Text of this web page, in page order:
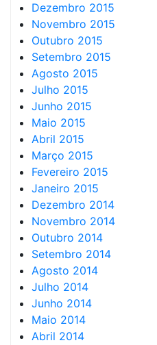
Dezembro 2015
Novembro 2015
Outubro 2015
Setembro 2015
Agosto 2015
Julho 2015
Junho 2015
Maio 2015
Abril 2015
Março 2015
Fevereiro 2015
Janeiro 2015
Dezembro 2014
Novembro 2014
Outubro 2014
Setembro 2014
Agosto 2014
Julho 2014
Junho 2014
Maio 2014
Abril 2014